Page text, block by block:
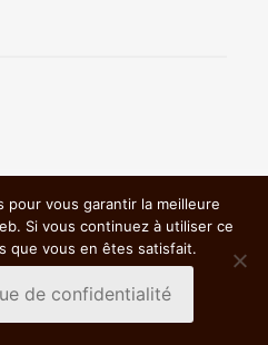
Nuelles | Mentions légales &
confidentialité|
pour vous garantir la meilleure
Si vous continuez à utiliser ce
que vous en êtes satisfait.
de confidentialité